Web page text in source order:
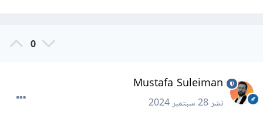
0
Mustafa Suleiman
نشر28 سبتمبر 2024